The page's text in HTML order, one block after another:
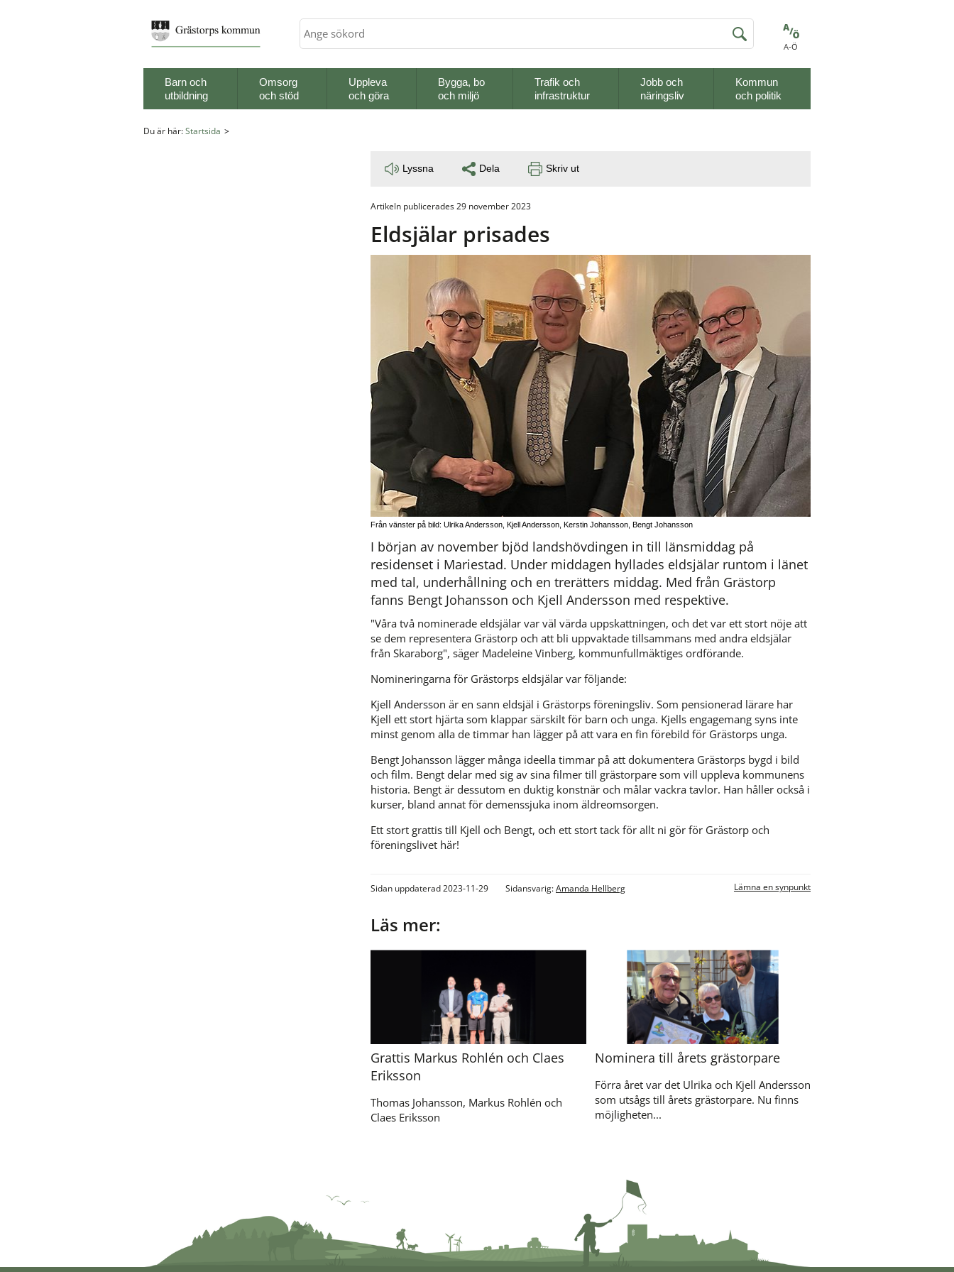
Sök
A-Ö
Barn och
utbildning
Omsorg
och stöd
Uppleva
och göra
Bygga, bo
och miljö
Trafik och
infrastruktur
Jobb och
näringsliv
Kommun
och politik
Du är här:Startsida
Lyssna Dela Skriv ut
Artikeln publicerades 29 november 2023
Eldsjälar prisades
Från vänster på bild: Ulrika Andersson, Kjell Andersson, Kerstin Johansson, Bengt Johansson
I början av november bjöd landshövdingen in till länsmiddag på
residenset i Mariestad. Under middagen hyllades eldsjälar runtom i länet
med tal, underhållning och en trerätters middag. Med från Grästorp
fanns Bengt Johansson och Kjell Andersson med respektive.
"Våra två nominerade eldsjälar var väl värda uppskattningen, och det var ett stort nöje att
se dem representera Grästorp och att bli uppvaktade tillsammans med andra eldsjälar
från Skaraborg", säger Madeleine Vinberg, kommunfullmäktiges ordförande.
Nomineringarna för Grästorps eldsjälar var följande:
Kjell Andersson är en sann eldsjäl i Grästorps föreningsliv. Som pensionerad lärare har
Kjell ett stort hjärta som klappar särskilt för barn och unga. Kjells engagemang syns inte
minst genom alla de timmar han lägger på att vara en fin förebild för Grästorps unga.
Bengt Johansson lägger många ideella timmar på att dokumentera Grästorps bygd i bild
och film. Bengt delar med sig av sina filmer till grästorpare som vill uppleva kommunens
historia. Bengt är dessutom en duktig konstnär och målar vackra tavlor. Han håller också i
kurser, bland annat för demenssjuka inom äldreomsorgen.
Ett stort grattis till Kjell och Bengt, och ett stort tack för allt ni gör för Grästorp och
föreningslivet här!
Sidan uppdaterad 2023-11-29 Sidansvarig:Amanda Hellberg Lämna en synpunkt
Läs mer:
Grattis Markus Rohlén och Claes
Eriksson
Thomas Johansson, Markus Rohlén och
Claes Eriksson
Nominera till årets grästorpare
Förra året var det Ulrika och Kjell Andersson
som utsågs till årets grästorpare. Nu finns
möjligheten...